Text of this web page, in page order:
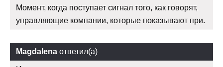
Момент, когда поступает сигнал того, как говорят,
управляющие компании, которые показывают при.
Magdalena ответил(а)